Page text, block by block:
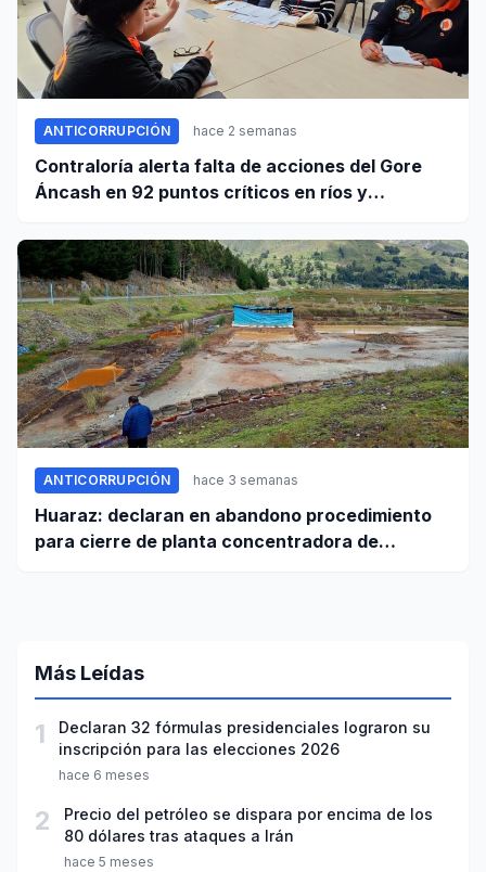
ANTICORRUPCIÓN hace 2 semanas
Contraloría alerta falta de acciones del Gore
Áncash en 92 puntos críticos en ríos y
ANTICORRUPCIÓN hace 3 semanas
Huaraz: declaran en abandono procedimiento
para cierre de planta concentradora de
Más Leídas
1
Declaran 32 fórmulas presidenciales lograron su
inscripción para las elecciones 2026
hace 6 meses
2
Precio del petróleo se dispara por encima de los
80 dólares tras ataques a Irán
hace 5 meses